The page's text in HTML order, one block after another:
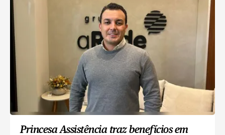
Princesa Assistência traz benefícios em